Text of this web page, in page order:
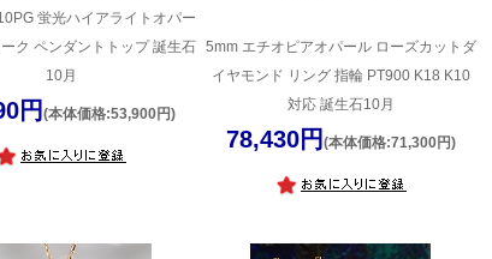
蛍光ハイアライトオパー
ク ペンダントトップ 誕生石
10月
円(本体価格:53,900円)
5mm エチオピアオパール ローズカットダ
イヤモンド リング 指輪 PT900 K18 K10
対応 誕生石10月
78,430円 (本体価格:71,300円)